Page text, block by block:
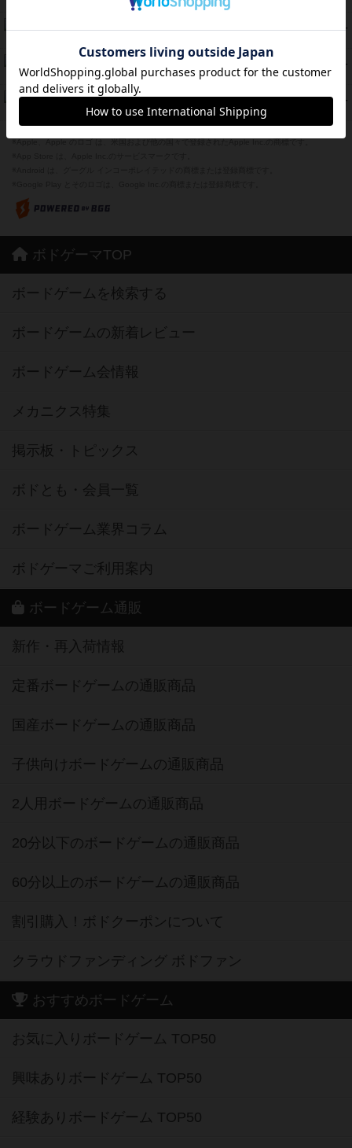
45 PT
PT
Bitter End ブタペスト救出作戦
紹介文なし 1件の投稿
42 PT
ドコジャン
紹介文あり 10件の投稿
ボドゲーマTOP
ボードゲームを検索する
ボードゲームの新着レビュー
ボードゲーム会情報
メカニクス特集
掲示板・トピックス
ボドとも・会員一覧
ボードゲーム業界コラム
ボドゲーマご利用案内
ボードゲーム通販
新作・再入荷情報
定番ボードゲームの通販商品
国産ボードゲームの通販商品
子供向けボードゲームの通販商品
2人用ボードゲームの通販商品
20分以下のボードゲームの通販商品
60分以上のボードゲームの通販商品
割引購入！ボドクーポンについて
クラウドファンディング ボドファン
おすすめボードゲーム
お気に入りボードゲーム TOP50
興味ありボードゲーム TOP50
経験ありボードゲーム TOP50